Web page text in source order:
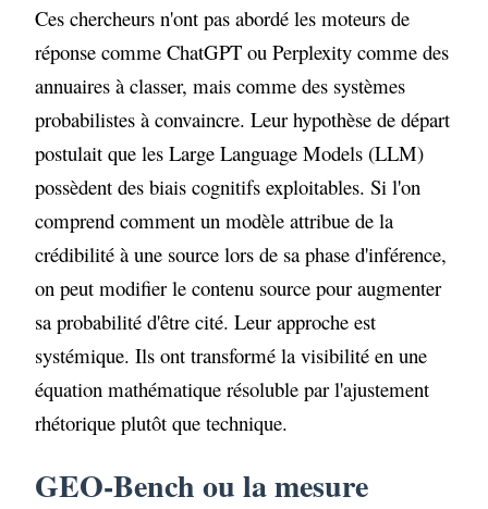
Ces chercheurs n'ont pas abordé les moteurs de
réponse comme ChatGPT ou Perplexity comme des
annuaires à classer, mais comme des systèmes
probabilistes à convaincre. Leur hypothèse de départ
postulait que les Large Language Models (LLM)
possèdent des biais cognitifs exploitables. Si l'on
comprend comment un modèle attribue de la
crédibilité à une source lors de sa phase d'inférence,
on peut modifier le contenu source pour augmenter
sa probabilité d'être cité. Leur approche est
systémique. Ils ont transformé la visibilité en une
équation mathématique résoluble par l'ajustement
rhétorique plutôt que technique.
GEO-Bench ou la mesure